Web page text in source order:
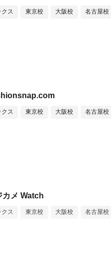
クス 東京校 大阪校 名古屋校
クス 東京校 大阪校 名古屋校
カメ Watch
クス 東京校 大阪校 名古屋校